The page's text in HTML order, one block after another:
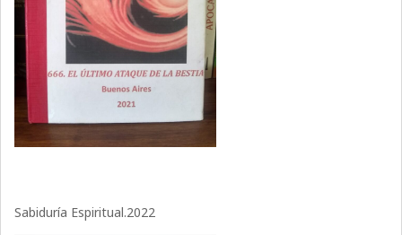
Sabiduría Espiritual.2022